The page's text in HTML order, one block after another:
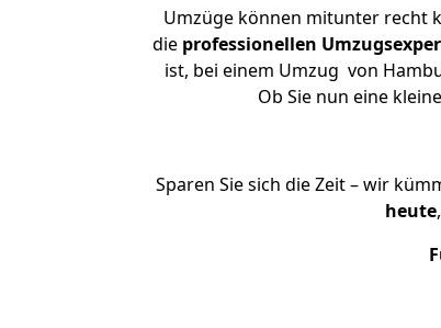
Umzüge können mitunter recht
die professionellen
ist, bei einem Umzug von
Ob Sie nun eine
Sparen Sie sich die Zeit – wir
heute